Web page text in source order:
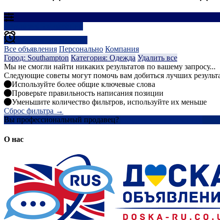
Все объявления Персонально Компания
Город: Southampton Категория: Одежда Удалить все
Мы не смогли найти никаких результатов по вашему запросу...
Следующие советы могут помочь вам добиться лучших
Используйте более общие ключевые слова
Проверьте правильность написания позиции
Уменьшите количество фильтров, используйте их меньше
Сброс фильтра →
Вы профессиональный продавец?
О нас